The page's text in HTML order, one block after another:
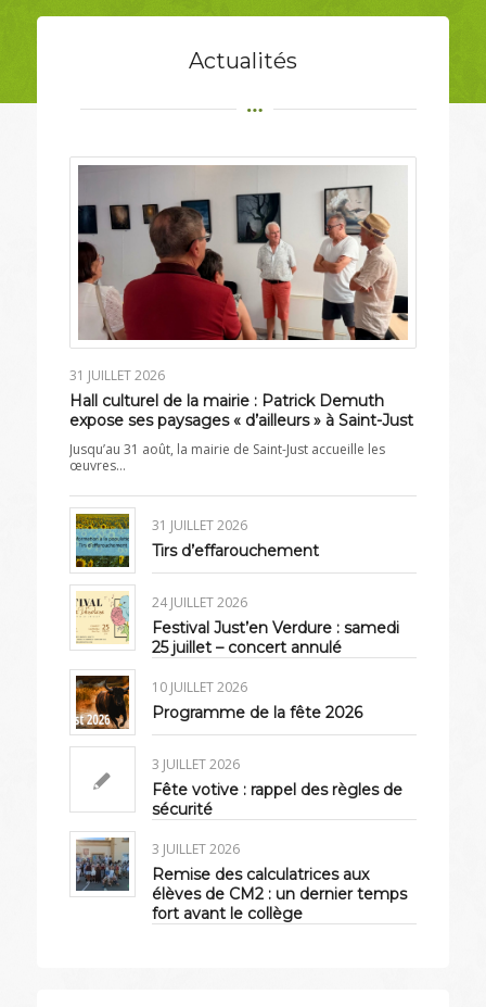
Actualités
31 JUILLET 2026
Hall culturel de la mairie : Patrick Demuth
expose ses paysages « d’ailleurs » à Saint-Just
Jusqu’au 31 août, la mairie de Saint-Just accueille les
œuvres…
31 JUILLET 2026
Tirs d’effarouchement
24 JUILLET 2026
Festival Just’en Verdure : samedi
25 juillet – concert annulé
10 JUILLET 2026
Programme de la fête 2026
3 JUILLET 2026
Fête votive : rappel des règles de
sécurité
3 JUILLET 2026
Remise des calculatrices aux
élèves de CM2 : un dernier temps
fort avant le collège